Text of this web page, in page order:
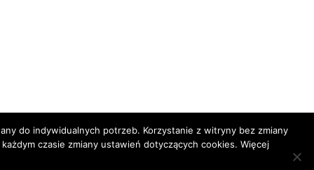
do indywidualnych potrzeb. Korzystanie z witryny bez zmiany
czasie zmiany ustawień dotyczących cookies. Więcej